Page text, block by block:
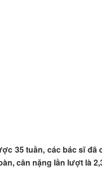
35 tuần, các bác sĩ
cân nặng lần lượt là